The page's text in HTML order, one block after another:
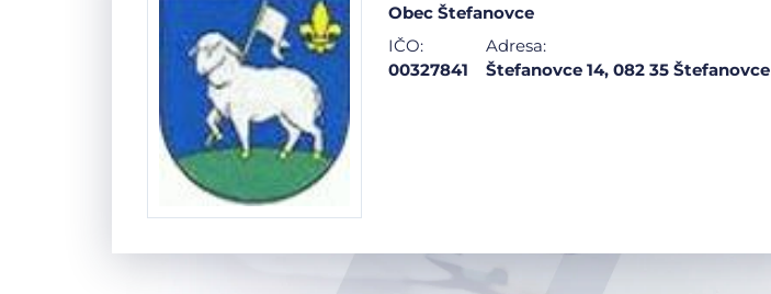
Obec Štefanovce
IČO:
00327841
Adresa:
Štefanovce 14, 082 35 Štefanovce